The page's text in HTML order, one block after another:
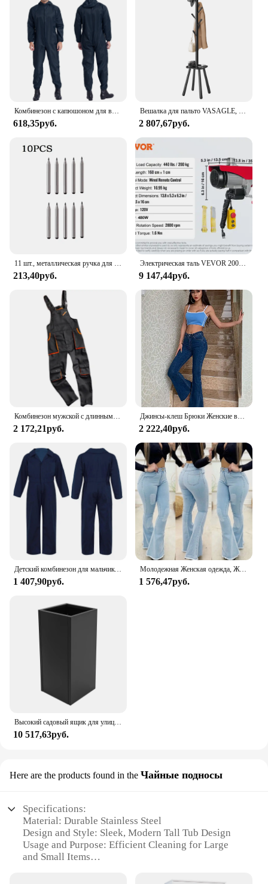
618,35руб. 2 807,67руб.
11 шт., металлическая ручка для резки стеклянной плитки
213,40руб.
Электрическая таль VEVOR 200-800 кг с проводным/беспроводным пультом дистанционного управления, подъемный кран, кабельная лебедка для лодки, автомобиля, гаражного лифта
9 147,44руб.
Комбинезон мужской с длинным рукавом, повседневный Ромпер на молнии, брюки-карго, Униформа с логотипом на заказ спецодежда мужская рабочая одежда мужская рабочая одежда робочий одяг чоловічий
2 172,21руб.
Джинсы-клеш Брюки Женские винтажные джинсы y2k Джинсы Женские модные эластичные высокие и тонкие брюки с высокой талией Уличная одежда Джинсы в стиле ретро
2 222,40руб.
Детский комбинезон для мальчиков и девочек
1 407,90руб.
Молодежная Женская одежда, Женские однотонные расклешенные высокие джинсы, модные женские брюки до щиколотки, Длинные высокие брюки
1 576,47руб.
Высокий садовый ящик для улицы/помещения, прямоугольный большой цветочный горшок, высокий металлический садовый ящик для сада, залов, патио, зоны для бассейна
10 517,63руб.
Here are the products found in the Чайные подносы
Specifications:
Material: Durable Stainless Steel
Design and Style: Sleek, Modern Tall Tub Design
Usage and Purpose: Efficient Cleaning for Large
and Small Items